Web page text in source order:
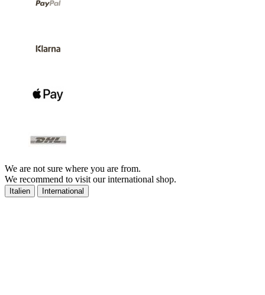
We are not sure where you are from.
We recommend to visit our international shop.
Italien International